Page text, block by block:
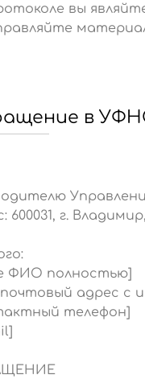
вы
в
600031, г.
ФИО полностью]
адрес с
телефон]